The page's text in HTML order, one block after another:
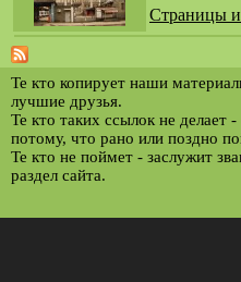
Страницы
Те кто копирует наши
лучшие друзья.
Те кто таких ссылок не делает
потому, что рано или поздно
Те кто не поймет - заслужит
раздел сайта.